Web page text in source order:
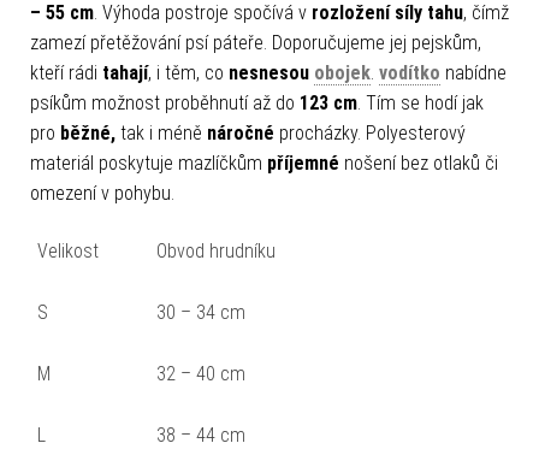
– 55 cm. Výhoda postroje spočívá v rozložení síly tahu, čímž
zamezí přetěžování psí páteře. Doporučujeme jej pejskům,
kteří rádi tahají, i těm, co nesnesou obojek. vodítko nabídne
psíkům možnost proběhnutí až do 123 cm. Tím se hodí jak
pro běžné, tak i méně náročné procházky. Polyesterový
materiál poskytuje mazlíčkům příjemné nošení bez otlaků či
omezení v pohybu.
Velikost Obvod hrudníku
S 30 – 34 cm
M 32 – 40 cm
L 38 – 44 cm